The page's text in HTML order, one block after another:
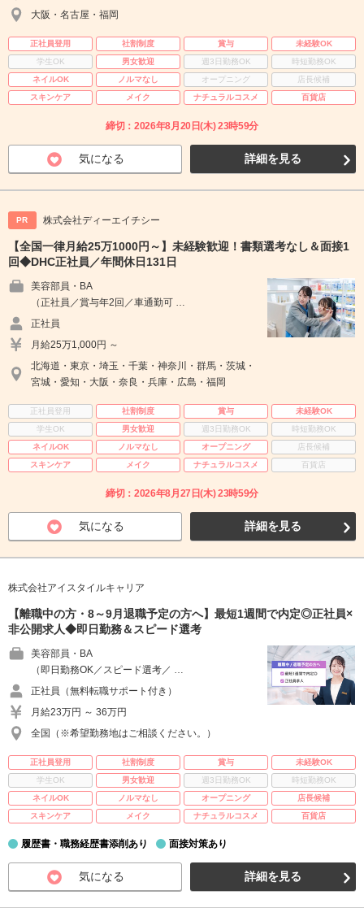
大阪・名古屋・福岡
正社員登用 社割制度 賞与
未経験OK
学生OK
男女歓迎 週3日勤務OK
時短勤務OK
ネイルOK
ノルマなし オープニング
店長候補
スキンケア
メイク ナチュラルコスメ 百貨店
締切：2026年8月20日(木) 23時59分
気になる 詳細を見る
PR 株式会社ディーエイチシー
【全国一律月給25万1000円～】未経験歓迎！書類選考なし＆面接1
回◆DHC正社員／年間休日131日
美容部員・BA
（正社員／賞与年2回／車通勤可 …
正社員
月給25万1,000円 ～
北海道・東京・埼玉・千葉・神奈川・群馬・茨城・
宮城・愛知・大阪・奈良・兵庫・広島・福岡
正社員登用 社割制度 賞与
未経験OK
学生OK
男女歓迎 週3日勤務OK
時短勤務OK
ネイルOK
ノルマなし オープニング
店長候補
スキンケア
メイク ナチュラルコスメ 百貨店
締切：2026年8月27日(木) 23時59分
気になる 詳細を見る
株式会社アイスタイルキャリア
【離職中の方・8～9月退職予定の方へ】最短1週間で内定◎正社員×
非公開求人◆即日勤務＆スピード選考
美容部員・BA
（即日勤務OK／スピード選考／ …
正社員（無料転職サポート付き）
月給23万円 ～ 36万円
全国（※希望勤務地はご相談ください。）
正社員登用 社割制度 賞与
未経験OK
学生OK
男女歓迎 週3日勤務OK
時短勤務OK
ネイルOK
ノルマなし オープニング
店長候補
スキンケア
メイク ナチュラルコスメ 百貨店
履歴書・職務経歴書添削あり 面接対策あり
気になる 詳細を見る